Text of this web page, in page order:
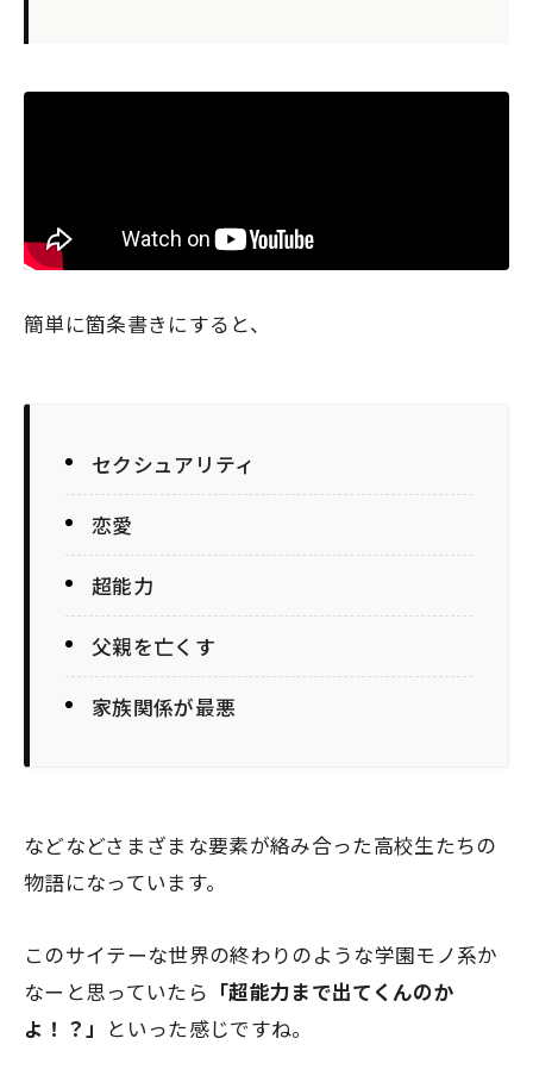
簡単に箇条書きにすると、
セクシュアリティ
恋愛
超能力
父親を亡くす
家族関係が最悪
などなどさまざまな要素が絡み合った高校生たちの
物語になっています。
このサイテーな世界の終わりのような学園モノ系か
なーと思っていたら 「超能力まで出てくんのか
よ！？」 といった感じですね。